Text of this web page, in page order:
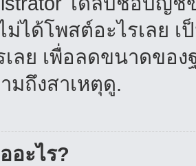
ม่ได้โพสต์อะไรเลย
เลย เพื่อลดขนาดขอ
มถึงสาเหตุดู.
อะไร?